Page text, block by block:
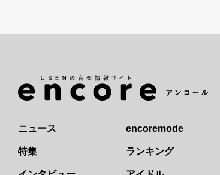
ニュース
特集
encoremode
ランキング